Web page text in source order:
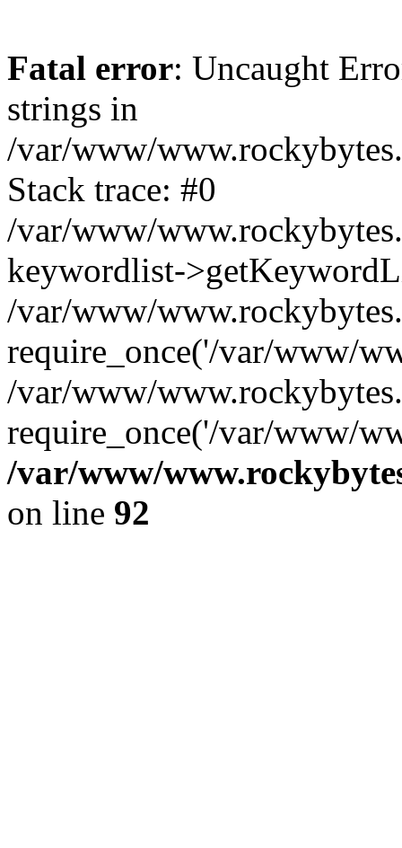
Fatal error: Uncaught
strings in
/var/www/
Stack trace: #0
/var/www/
keywordlist-
/var/www/
require_once('/var/www/
/var/www/
require_once('/var/www/
/var/www/
on line 92